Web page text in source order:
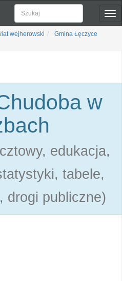
wejherowski
Gmina Łęczyce
w
edukacja,
tabele,
drogi publiczne)